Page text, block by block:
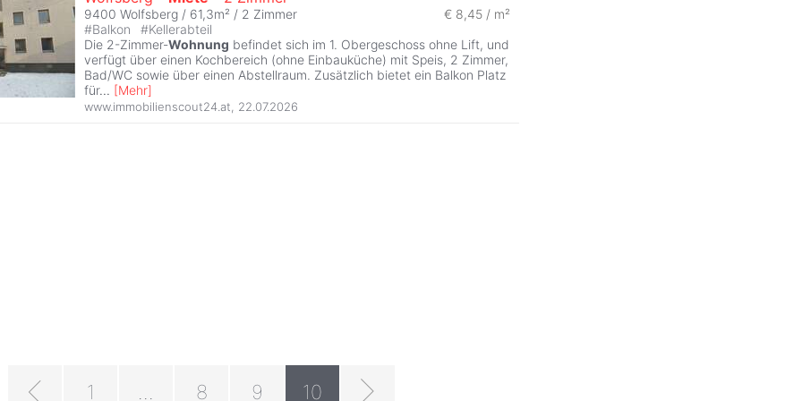
9400 Wolfsberg / 61,3m² / 2 Zimmer
€ 8,45 / m²
#Balkon #Kellerabteil
Die 2-Zimmer-Wohnung befindet sich im 1. Obergeschoss ohne Lift, und
verfügt über einen Kochbereich (ohne Einbauküche) mit Speis, 2 Zimmer,
Bad/WC sowie über einen Abstellraum. Zusätzlich bietet ein Balkon Platz
für... [Mehr]
www.immobilienscout24.at 22.07.2026
1 8 9 10